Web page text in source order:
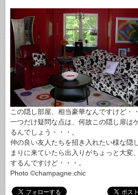
この隠し部屋、相当豪華なんですけど・・
一つだけ疑問な点は、何故この隠し扉は
るんでしょう・・・。
仲の良い友人たちを招き入れたい様な隠
まりに来ていたら出入りがちょっと大変
するんですけど・・・。
Photo ©champagne.chic